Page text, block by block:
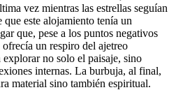
vez mientras las estrellas seguían
este alojamiento tenía un
que, pese a los puntos negativos
un respiro del ajetreo
no solo el paisaje, sino
internas. La burbuja, al final,
material sino también espiritual.